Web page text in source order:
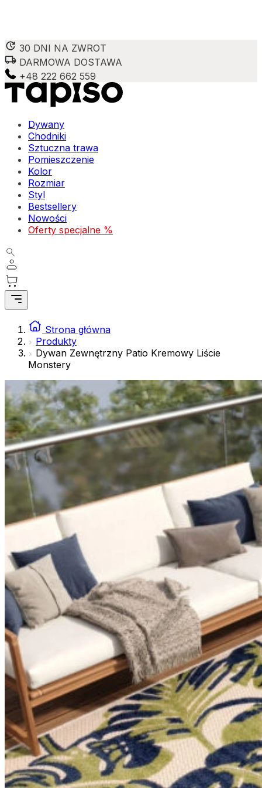
30 DNI NA ZWROT
DARMOWA DOSTAWA
+48 222 662 559
Dywany
Chodniki
Sztuczna trawa
Pomieszczenie
Kolor
Rozmiar
Styl
Bestsellery
Nowości
Oferty specjalne %
Strona główna
Produkty
Dywan Zewnętrzny Patio Kremowy Liście
Monstery
Wykorzystujemy pliki cookie do spersonalizowania treści
Partnerzy mogą połączyć te informacje z innymi danymi
nich. Te pliki cookie nie przechowują żadnych danych
preferowany język lub region, w którym znajduje się
Statystyka
istotne i interesujące dla poszczególnych użytkowników
Nieklasyfikowane